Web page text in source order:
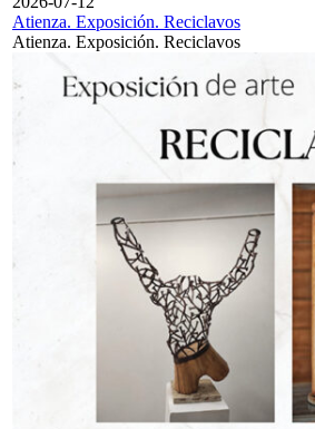
Atienza. Exposición. Reciclavos
Atienza. Exposición. Reciclavos